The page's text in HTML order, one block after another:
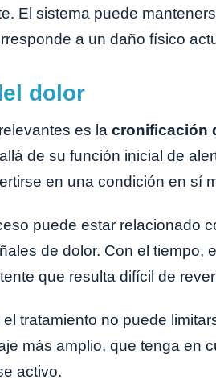
El sistema puede
a un daño físico
dolor
es la cronificación
de su función inicial de
en una condición en sí
puede estar relacionado
de dolor. Con el tiempo,
que resulta difícil de
tratamiento no puede
más amplio, que tenga en
activo.